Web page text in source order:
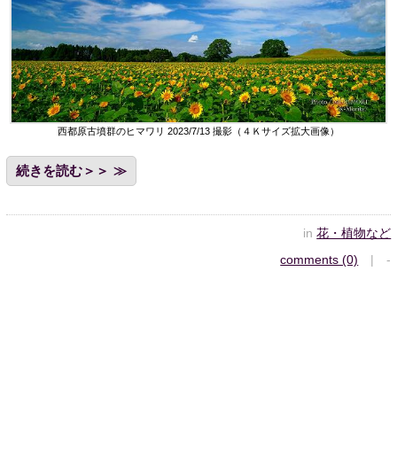
西都原古墳群のヒマワリ 2023/7/13 撮影（４Ｋサイズ拡大画像）
続きを読む＞＞
in花・植物など
comments (0) | -